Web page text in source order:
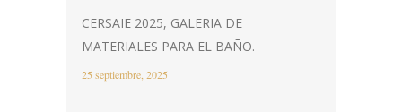
CERSAIE 2025, GALERIA DE
MATERIALES PARA EL BAÑO.
25 septiembre, 2025